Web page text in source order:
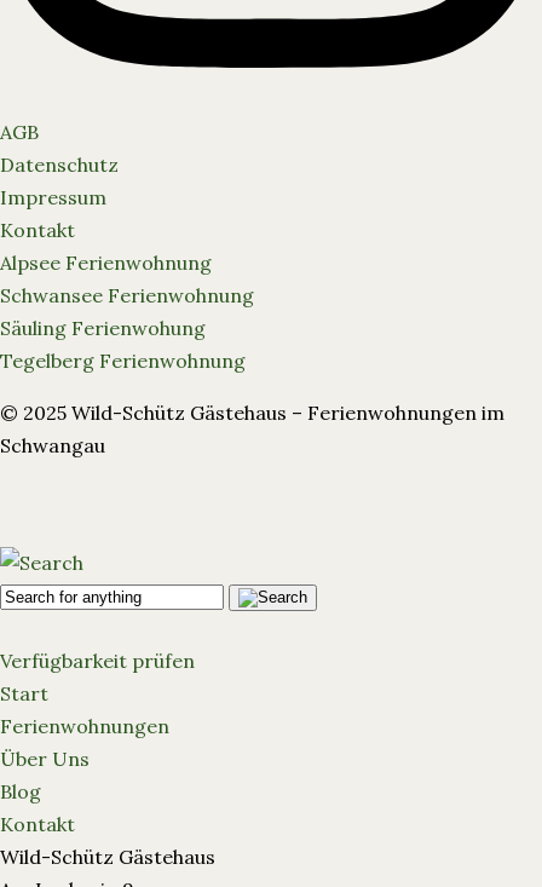
AGB
Datenschutz
Impressum
Kontakt
Alpsee Ferienwohnung
Schwansee Ferienwohnung
Säuling Ferienwohung
Tegelberg Ferienwohnung
© 2025 Wild-Schütz Gästehaus – Ferienwohnungen im
Schwangau
Verfügbarkeit prüfen
Start
Ferienwohnungen
Über Uns
Blog
Kontakt
Wild-Schütz Gästehaus